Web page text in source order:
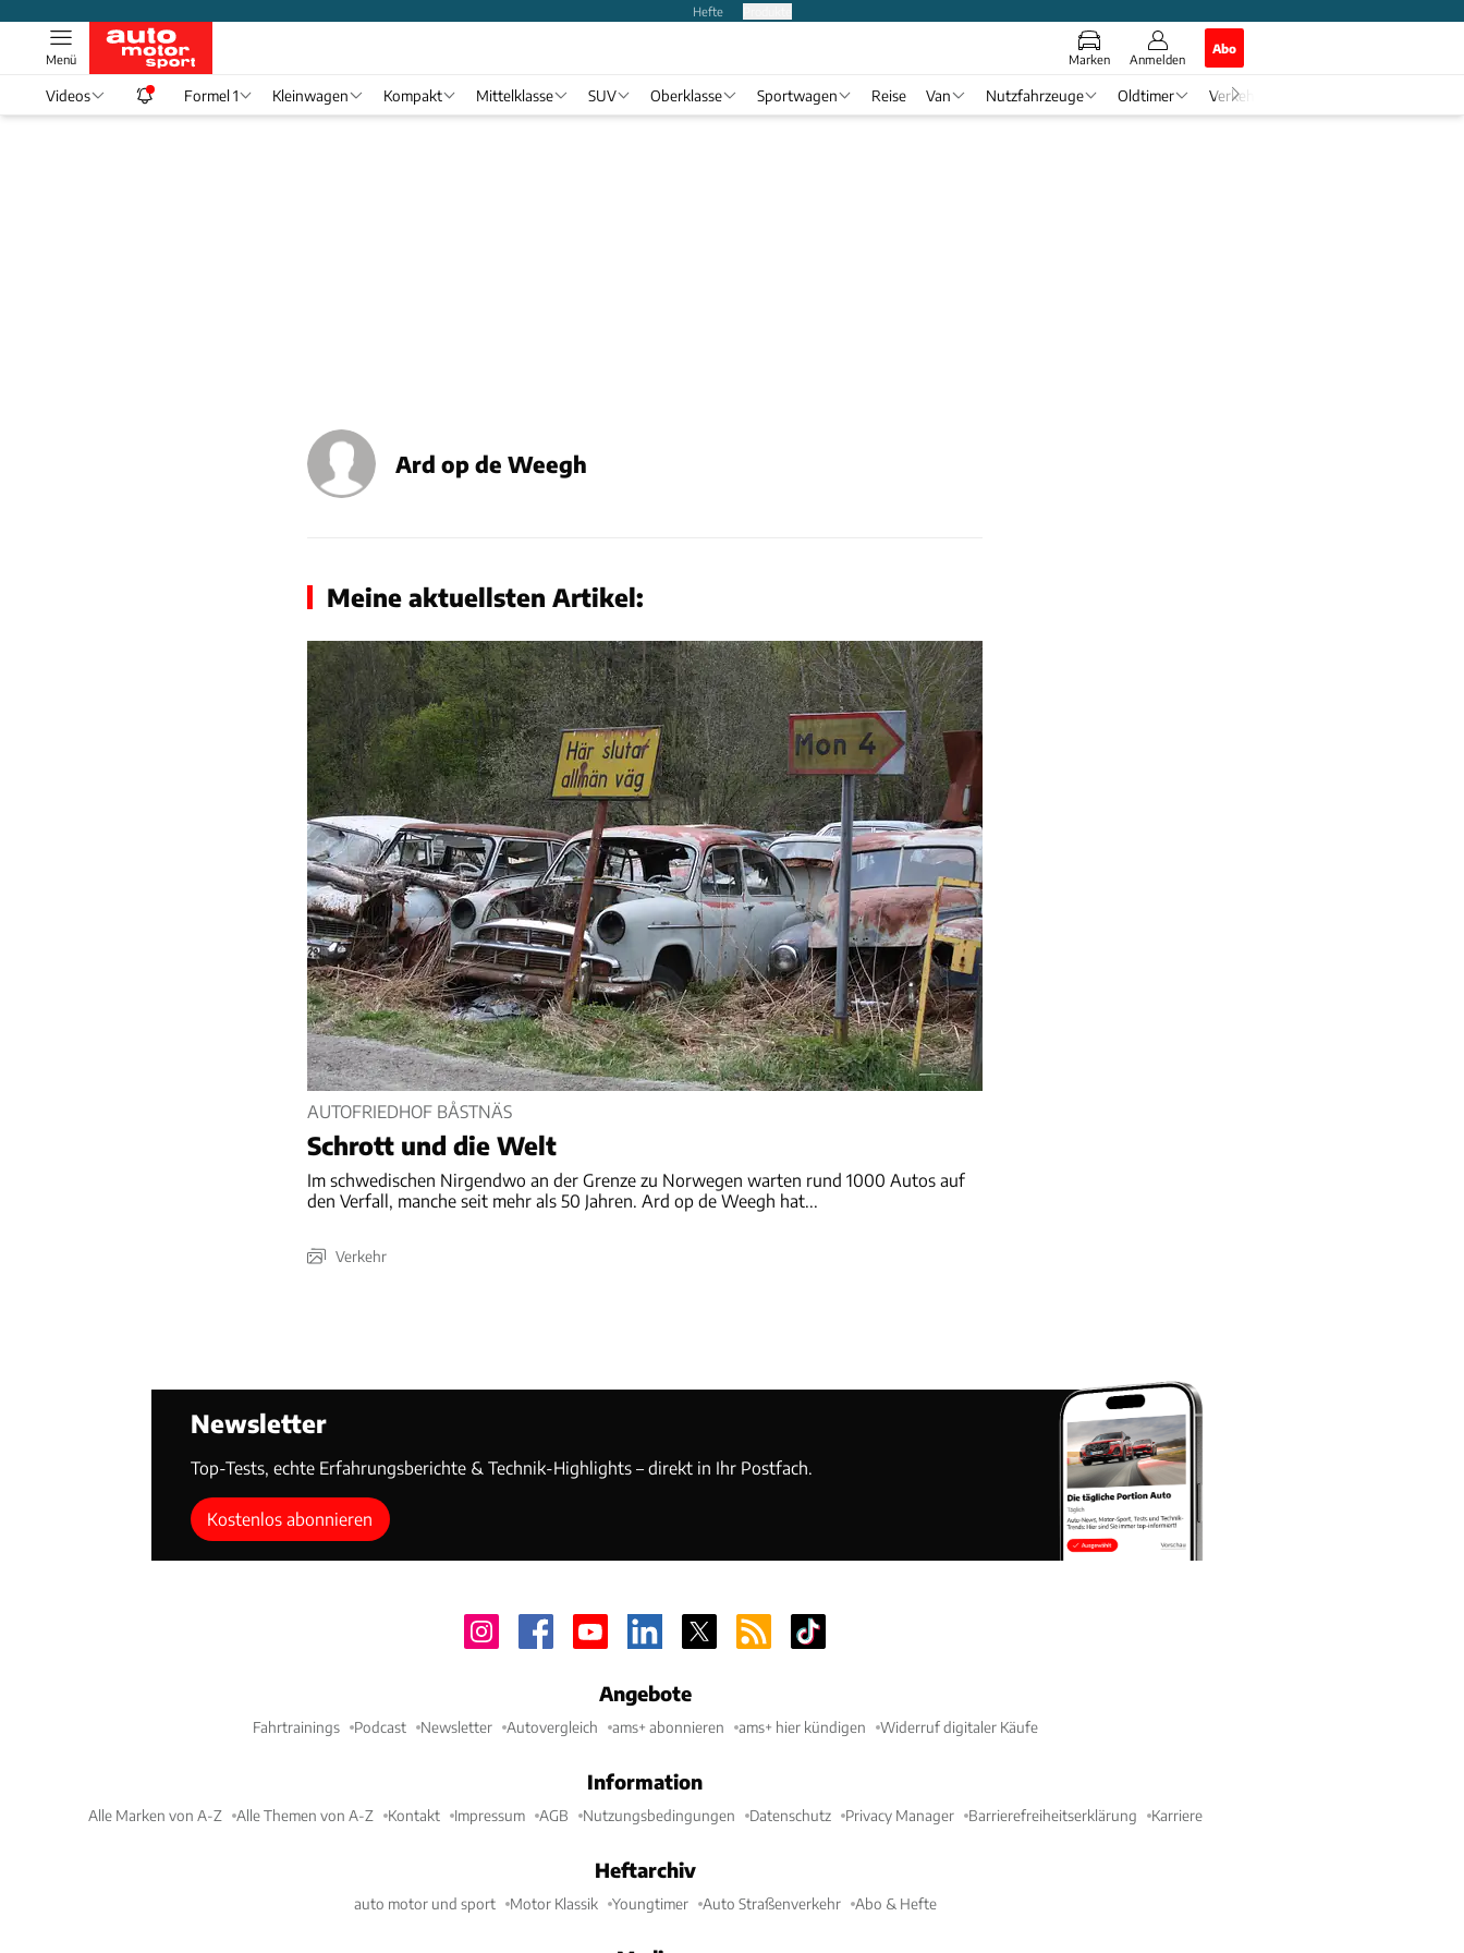
Hefte
Marken Anmelden
Abo
Menü
Videos Formel 1 Kleinwagen Kompakt Mittelklasse SUV Oberklasse Sportwagen Reise Van Nutzfahrzeuge Oldtimer Verkehr
Ard op de Weegh
Meine aktuellsten Artikel:
AUTOFRIEDHOF BÅSTNÄS
Schrott und die Welt
Im schwedischen Nirgendwo an der Grenze zu Norwegen warten rund 1000 Autos auf
den Verfall, manche seit mehr als 50 Jahren. Ard op de Weegh hat...
Verkehr
Newsletter
Top-Tests, echte Erfahrungsberichte & Technik-Highlights – direkt in Ihr Postfach.
Kostenlos abonnieren
Angebote
Fahrtrainings Podcast Newsletter Autovergleich ams+ abonnieren ams+ hier kündigen Widerruf digitaler Käufe
Information
Alle Marken von A-Z Alle Themen von A-Z Kontakt Impressum AGB Nutzungsbedingungen Datenschutz Privacy Manager Barrierefreiheitserklärung Karriere
Heftarchiv
auto motor und sport Motor Klassik Youngtimer Auto Straßenverkehr Abo & Hefte